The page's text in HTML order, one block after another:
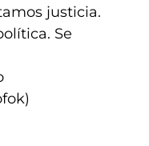
justicia.
Se